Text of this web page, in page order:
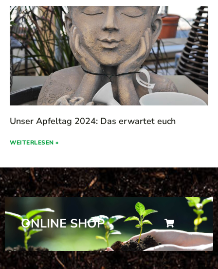
Unser Apfeltag 2024: Das erwartet euch
WEITERLESEN »
ONLINE SHOP